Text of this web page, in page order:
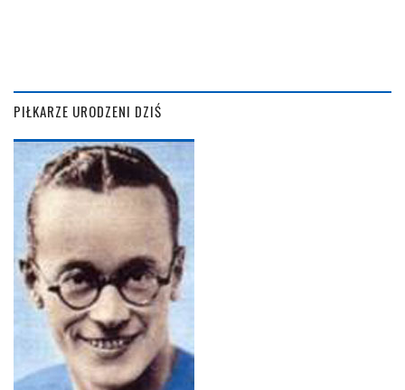
PIŁKARZE URODZENI DZIŚ